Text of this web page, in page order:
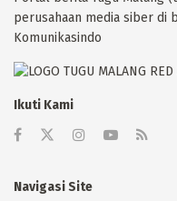
perusahaan media siber di
Komunikasindo
Ikuti Kami
Navigasi Site